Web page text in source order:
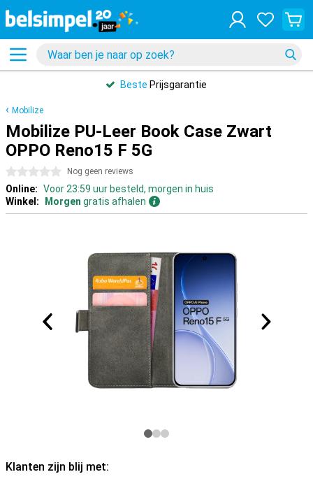
Beste Prijsgarantie
Mobilize
Mobilize PU-Leer Book Case Zwart
OPPO Reno15 F 5G
0 sterren Nog geen reviews
Online: Voor 23:59 uur besteld, morgen in huis
Winkel:
Morgen gratis afhalen
Klanten zijn blij met: